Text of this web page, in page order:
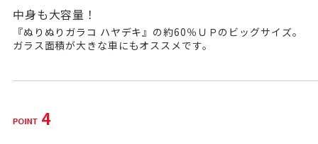
中身も大容量！
『ぬりぬりガラコ ハヤデキ 』の約60％ＵＰのビッグサイズ。
ガラス面積が大きな車にもオススメです。